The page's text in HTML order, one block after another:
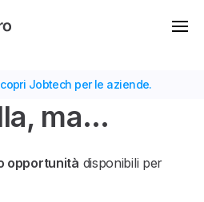
ma…
opportunità disponibili per
Jobtech per le aziende.